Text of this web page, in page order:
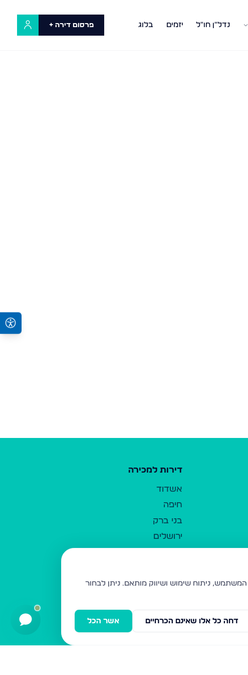
נדל"ן חו"ל יזמים בלוג פרסום דירה +
דירות למכירה
אשדוד
חיפה
בני ברק
ירושלים
בית שמש
ביתר עילית
ניתן לבחור
אשר הכל דחה כל אלו שאינם הכרחיים